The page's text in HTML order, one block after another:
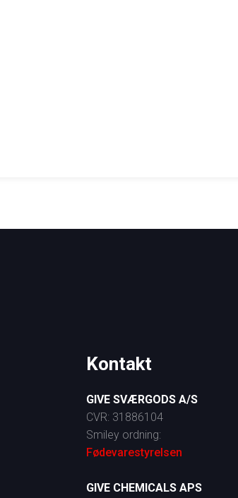
Kontakt
GIVE SVÆRGODS A/S
​CVR: 31886104
Smiley ordning:
Fødevarestyrelsen
GIVE CHEMICALS APS